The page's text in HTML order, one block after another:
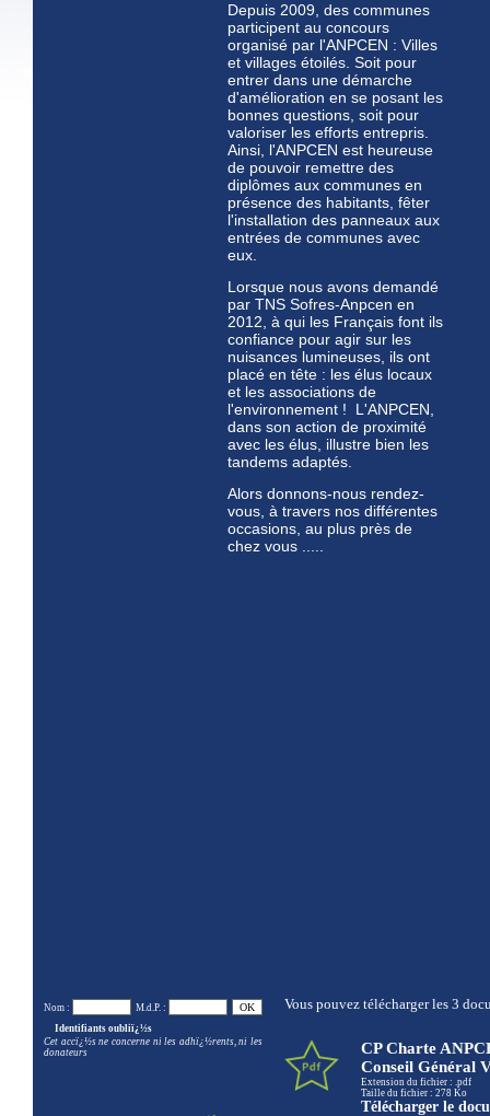
Depuis 2009, des communes
participent au concours
organisé par l'ANPCEN : Villes
et villages étoilés. Soit pour
entrer dans une démarche
d'amélioration en se posant les
bonnes questions, soit pour
valoriser les efforts entrepris.
Ainsi, l'ANPCEN est heureuse
de pouvoir remettre des
diplômes aux communes en
présence des habitants, fêter
l'installation des panneaux aux
entrées de communes avec
eux.
Lorsque nous avons demandé
par TNS Sofres-Anpcen en
2012, à qui les Français font ils
confiance pour agir sur les
nuisances lumineuses, ils ont
placé en tête : les élus locaux
et les associations de
l'environnement ! L'ANPCEN,
dans son action de proximité
avec les élus, illustre bien les
tandems adaptés.
Alors donnons-nous rendez-
vous, à travers nos différentes
occasions, au plus près de
chez vous .....
Nom :
M.d.P. :
Identifiants oubliï¿½s
Cet accï¿½s ne concerne ni les adhï¿½rents, ni les
donateurs
Vous pouvez télécharger les 3
CP Charte
Conseil Général
Extension du fichier : .pdf
Taille du fichier : 278 Ko
Télécharger le